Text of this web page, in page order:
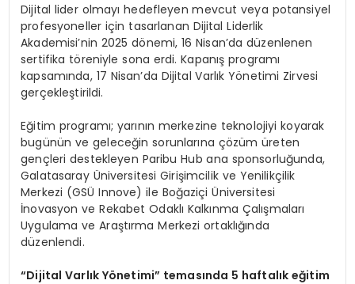
Dijital lider olmayı hedefleyen mevcut veya potansiyel
profesyoneller için tasarlanan Dijital Liderlik
Akademisi’nin 2025 dönemi, 16 Nisan’da düzenlenen
sertifika töreniyle sona erdi. Kapanış programı
kapsamında, 17 Nisan’da Dijital Varlık Yönetimi Zirvesi
gerçekleştirildi.
Eğitim programı; yarının merkezine teknolojiyi koyarak
bugünün ve geleceğin sorunlarına çözüm üreten
gençleri destekleyen Paribu Hub ana sponsorluğunda,
Galatasaray Üniversitesi Girişimcilik ve Yenilikçilik
Merkezi (GSÜ Innove) ile Boğaziçi Üniversitesi
İnovasyon ve Rekabet Odaklı Kalkınma Çalışmaları
Uygulama ve Araştırma Merkezi ortaklığında
düzenlendi.
“Dijital Varlık Yönetimi” temasında 5 haftalık eğitim